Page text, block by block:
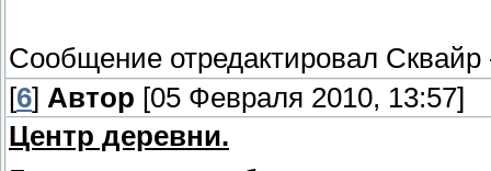
Сообщение отредактировал Сквайр
[6] Автор [05 Февраля 2010, 13:57]
Центр деревни.